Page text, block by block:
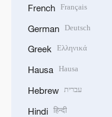
French Français
German Deutsch
Greek Ελληνικά
Hausa Hausa
Hebrew עברית
Hindi हिन्दी